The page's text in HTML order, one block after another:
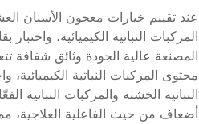
عند تقييم خيارات معجون الأسنان
المركبات النباتية الكيميائية،
المصنعة عالية الجودة وثائق شفافة
محتوى المركبات النباتية
النباتية الخشنة والمركبات
أضعاف من حيث الفاعلية العلاجية،